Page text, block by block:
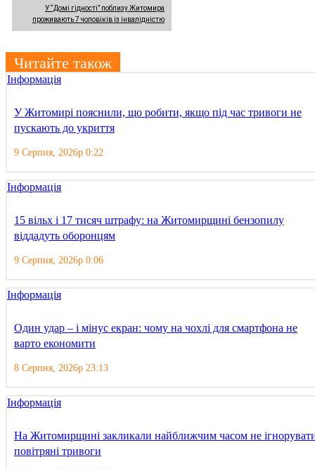
У “Домі гідності” поблизу Житомира
проживають 7 чоловіків із інвалідністю
Читайте також
Інформація
У Житомирі пояснили, що робити, якщо під час тривоги не
пускають до укриття
9 Серпня, 2026р 0:22
Інформація
15 вільх і 17 тисяч штрафу: на Житомирщині бензопилу
віддадуть оборонцям
9 Серпня, 2026р 0:06
Інформація
Один удар – і мінус екран: чому на чохлі для смартфона не
варто економити
8 Серпня, 2026р 23:13
Інформація
На Житомирщині закликали найближчим часом не
повітряні тривоги